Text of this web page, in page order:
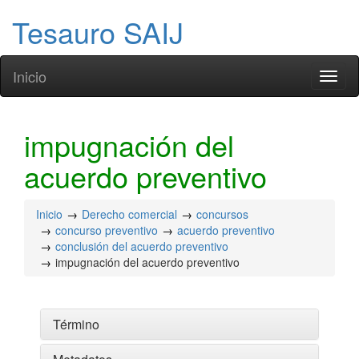
Tesauro SAIJ
Inicio
impugnación del
acuerdo preventivo
Inicio Derecho comercial
concursos
concurso preventivo
acuerdo preventivo
conclusión del acuerdo preventivo
impugnación del acuerdo preventivo
Término